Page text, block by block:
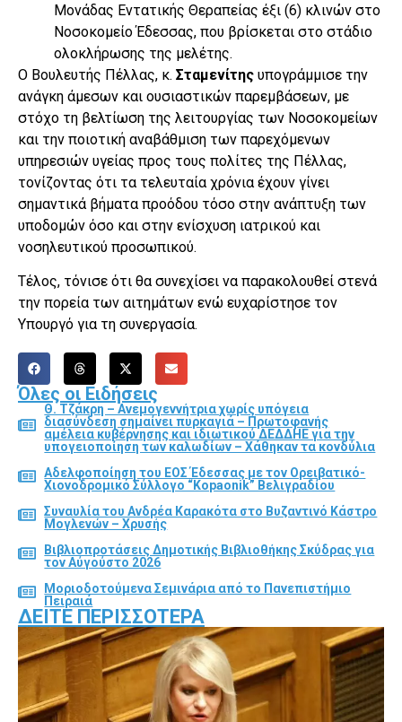
Μονάδας Εντατικής Θεραπείας έξι (6) κλινών στο
Νοσοκομείο Έδεσσας, που βρίσκεται στο στάδιο
ολοκλήρωσης της μελέτης.
Ο Βουλευτής Πέλλας, κ. Σταμενίτης υπογράμμισε την
ανάγκη άμεσων και ουσιαστικών παρεμβάσεων, με
στόχο τη βελτίωση της λειτουργίας των Νοσοκομείων
και την ποιοτική αναβάθμιση των παρεχόμενων
υπηρεσιών υγείας προς τους πολίτες της Πέλλας,
τονίζοντας ότι τα τελευταία χρόνια έχουν γίνει
σημαντικά βήματα προόδου τόσο στην ανάπτυξη των
υποδομών όσο και στην ενίσχυση ιατρικού και
νοσηλευτικού προσωπικού.
Τέλος, τόνισε ότι θα συνεχίσει να παρακολουθεί στενά
την πορεία των αιτημάτων ενώ ευχαρίστησε τον
Υπουργό για τη συνεργασία.
Όλες οι Ειδήσεις
Θ. Τζάκρη – Ανεμογεννήτρια χωρίς υπόγεια
διασύνδεση σημαίνει πυρκαγιά – Πρωτοφανής
αμέλεια κυβέρνησης και ιδιωτικού ΔΕΔΔΗΕ για την
υπογειοποίηση των καλωδίων – Χάθηκαν τα κονδύλια
Αδελφοποίηση του ΕΟΣ Έδεσσας με τον Ορειβατικό-
Χιονοδρομικό Σύλλογο “Kopaonik” Βελιγραδίου
Συναυλία του Ανδρέα Καρακότα στο Βυζαντινό Κάστρο
Μογλενών – Χρυσής
Βιβλιοπροτάσεις Δημοτικής Βιβλιοθήκης Σκύδρας για
τον Αύγούστο 2026
Μοριοδοτούμενα Σεμινάρια από το Πανεπιστήμιο
Πειραιά
ΔΕΊΤΕ ΠΕΡΙΣΣΌΤΕΡΑ